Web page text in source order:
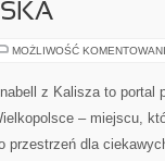
MOŻLIWOŚĆ
z Kalisza to portal
– miejscu,
przestrzeń dla